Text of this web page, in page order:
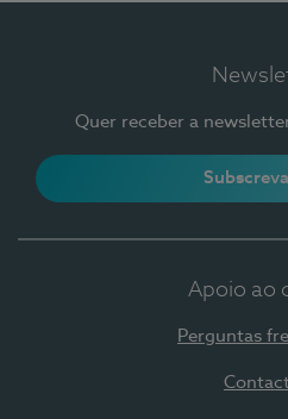
Quer receber a
Apoio ao
Perguntas